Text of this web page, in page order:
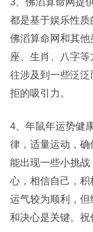
都是基于娱乐性质
佛滔算命网和其
座、生肖、八字
往涉及到一些泛
拒的吸引力。
4、年鼠年运势健
律，适量运动，
能出现一些小挑
心，相信自己，积
运气较为顺利，
和决心是关键。祝